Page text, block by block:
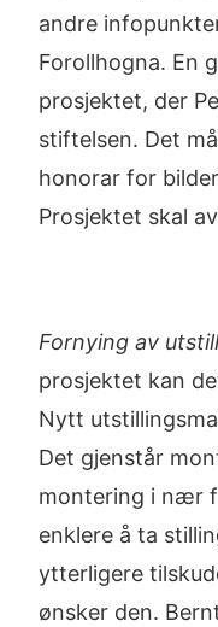
andre
Forollhogna. En
prosjektet, der
stiftelsen. Det
honorar for
Prosjektet skal
Fornying av
prosjektet kan
Nytt
Det gjenstår
montering i nær
enklere å ta
ytterligere
ønsker den.